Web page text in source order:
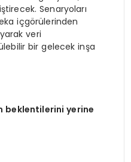
Senaryoları
içgörülerinden
veri
bir gelecek inşa
beklentilerini yerine